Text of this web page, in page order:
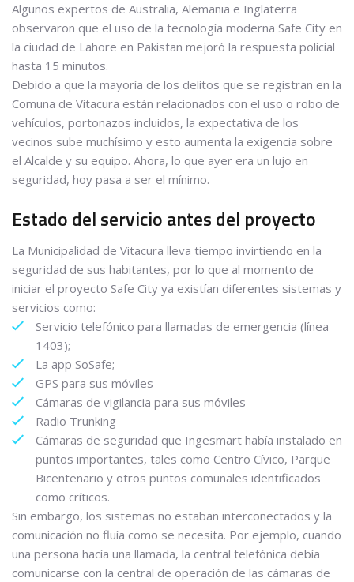
Algunos expertos de Australia, Alemania e Inglaterra
observaron que el uso de la tecnología moderna Safe City en
la ciudad de Lahore en Pakistan mejoró la respuesta policial
hasta 15 minutos.
Debido a que la mayoría de los delitos que se registran en la
Comuna de Vitacura están relacionados con el uso o robo de
vehículos, portonazos incluidos, la expectativa de los
vecinos sube muchísimo y esto aumenta la exigencia sobre
el Alcalde y su equipo. Ahora, lo que ayer era un lujo en
seguridad, hoy pasa a ser el mínimo.
Estado del servicio antes del proyecto
La Municipalidad de Vitacura lleva tiempo invirtiendo en la
seguridad de sus habitantes, por lo que al momento de
iniciar el proyecto Safe City ya existían diferentes sistemas y
servicios como:
Servicio telefónico para llamadas de emergencia (línea
1403);
La app SoSafe;
GPS para sus móviles
Cámaras de vigilancia para sus móviles
Radio Trunking
Cámaras de seguridad que Ingesmart había instalado en
puntos importantes, tales como Centro Cívico, Parque
Bicentenario y otros puntos comunales identificados
como críticos.
Sin embargo, los sistemas no estaban interconectados y la
comunicación no fluía como se necesita. Por ejemplo, cuando
una persona hacía una llamada, la central telefónica debía
comunicarse con la central de operación de las cámaras de